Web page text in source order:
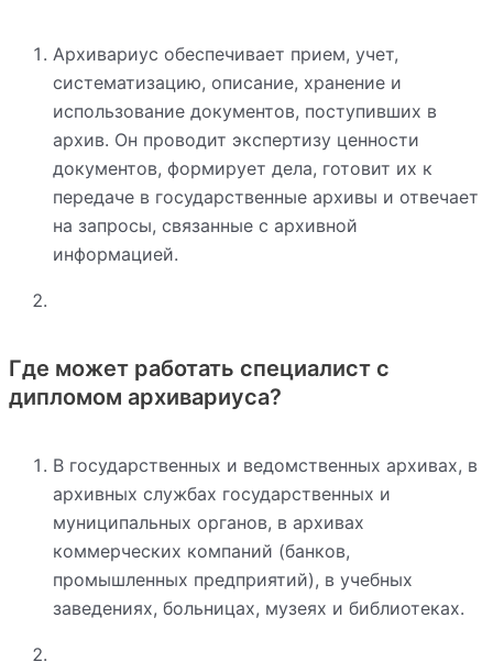
Архивариус обеспечивает прием, учет,
систематизацию, описание, хранение и
использование документов, поступивших в
архив. Он проводит экспертизу ценности
документов, формирует дела, готовит их к
передаче в государственные архивы и отвечает
на запросы, связанные с архивной
информацией.
Где может работать специалист с
дипломом архивариуса?
В государственных и ведомственных архивах, в
архивных службах государственных и
муниципальных органов, в архивах
коммерческих компаний (банков,
промышленных предприятий), в учебных
заведениях, больницах, музеях и библиотеках.